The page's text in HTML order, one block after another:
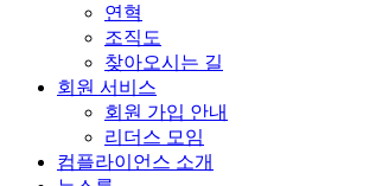
연혁
조직도
찾아오시는 길
회원 서비스
회원 가입 안내
리더스 모임
컴플라이언스 소개